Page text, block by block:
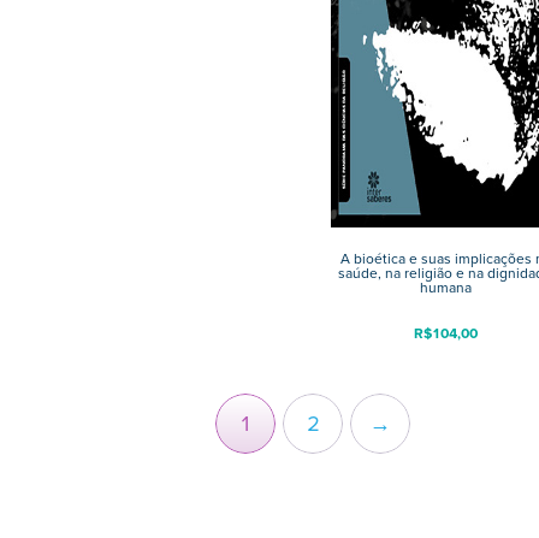
A bioética e suas implicações
saúde, na religião e na
humana
R$104,00
1 2 →